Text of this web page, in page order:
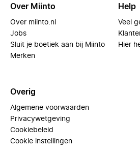
Over Miinto
Over miinto.nl
Jobs
Sluit je boetiek aan bij Miinto
Merken
Help
Veel
Hier
Overig
Algemene voorwaarden
Privacywetgeving
Cookiebeleid
Cookie instellingen